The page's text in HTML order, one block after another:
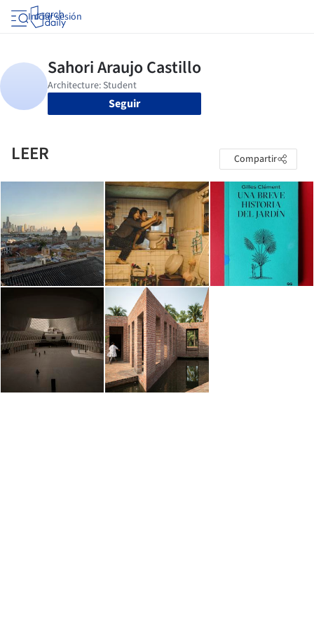
Iniciar sesión
Seguir
LEER Compartir